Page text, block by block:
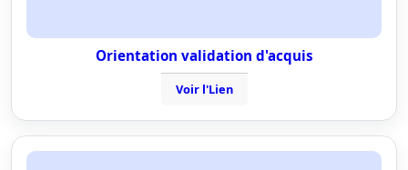
Orientation validation d'acquis
Voir l'Lien